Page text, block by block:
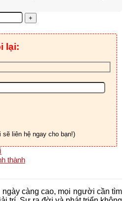
lại:
liên hệ ngay cho bạn!)
thành
càng cao, mọi người cần tìm